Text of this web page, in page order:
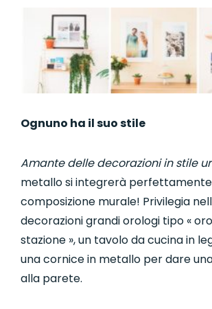
Ognuno ha il suo stile
Amante delle decorazioni in stile
metallo si integrerà
composizione murale! Privilegia
decorazioni grandi orologi tipo «
stazione », un tavolo da cucina in
una cornice in metallo per dare
alla parete.